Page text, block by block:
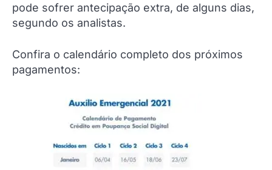
pode sofrer antecipação extra, de alguns dias,
segundo os analistas.
Confira o calendário completo dos próximos
pagamentos: